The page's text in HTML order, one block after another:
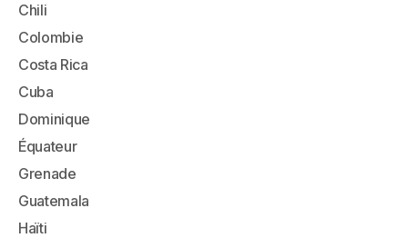
Chili
Colombie
Costa Rica
Cuba
Dominique
Équateur
Grenade
Guatemala
Haïti